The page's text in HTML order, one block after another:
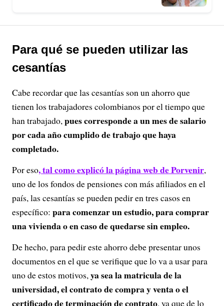
Para qué se pueden utilizar las
cesantías
Cabe recordar que las cesantías son un ahorro que
tienen los trabajadores colombianos por el tiempo que
han trabajado,pues corresponde a un mes de salario
por cada año cumplido de trabajo que haya
completado.
Por eso, tal como explicó la página web de Porvenir,
uno de los fondos de pensiones con más afiliados en el
país, las cesantías se pueden pedir en tres casos en
específico: para comenzar un estudio, para comprar
una vivienda o en caso de quedarse sin empleo.
De hecho, para pedir este ahorro debe presentar unos
documentos en el que se verifique que lo va a usar para
uno de estos motivos,ya sea la matricula de la
universidad, el contrato de compra y venta o el
certificado de terminación de contrato, ya que de lo